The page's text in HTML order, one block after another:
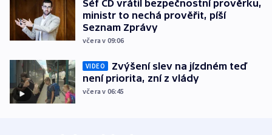
Šéf ČD vrátil bezpečnostní prověrku,
ministr to nechá prověřit, píší
Seznam Zprávy
včera v 09:06
VIDEO
Zvýšení slev na jízdném teď
není priorita, zní z vlády
včera v 06:45